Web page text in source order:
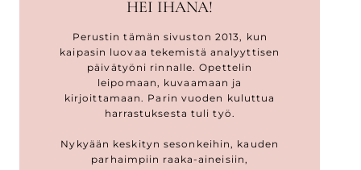
HEI IHANA!
Perustin tämän sivuston 2013, kun
kaipasin luovaa tekemistä analyyttisen
päivätyöni rinnalle. Opettelin
leipomaan, kuvaamaan ja
kirjoittamaan. Parin vuoden kuluttua
harrastuksesta tuli työ.
Nykyään keskityn sesonkeihin, kauden
parhaimpiin raaka-aineisiin,